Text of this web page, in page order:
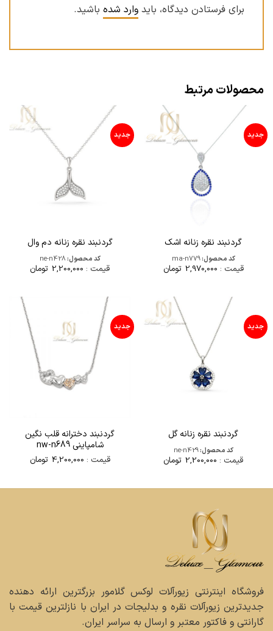
برای فرستادن دیدگاه، باید وارد شده باشید.
محصولات مرتبط
جدید
گردنبند نقره زنانه اشک
کد محصول:ma-n779
قیمت : 2,970,000 تومان
جدید
گردنبند نقره زنانه دم وال
کد محصول:ne-n428
قیمت : 2,200,000 تومان
جدید
گردنبند نقره زنانه گل
کد محصول:ne-n429
قیمت : 2,200,000 تومان
جدید
گردنبند دخترانه قلب نگین
شامپاینی nw-n689
قیمت : 4,200,000 تومان
فروشگاه اینترنتی زیورآلات لوکس گلامور بزرگترین ارائه دهنده
جدیدترین زیورآلات نقره و بدلیجات در ایران با نازلترین قیمت با
گارانتی و فاکتور معتبر و ارسال به سراسر ایران.